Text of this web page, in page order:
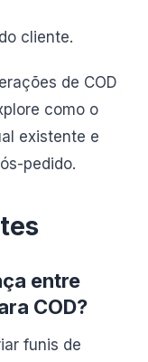
cliente.
de COD
como o
existente e
pedido.
entre
COD?
funis de